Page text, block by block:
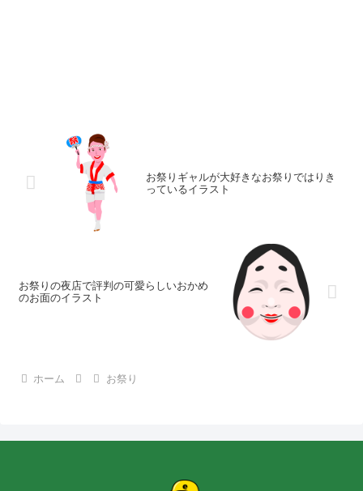
お祭りギャルが大好きなお祭りではりき
っているイラスト
お祭りの夜店で評判の可愛らしいおかめ
のお面のイラスト
ホーム お祭り